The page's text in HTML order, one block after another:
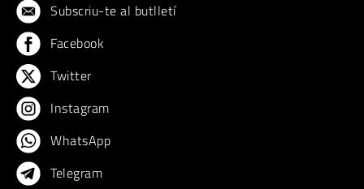
Subscriu-te al butlletí
Facebook
Twitter
Instagram
WhatsApp
Telegram